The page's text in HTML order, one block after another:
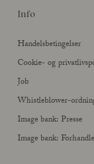
Info
Handelsbetingelser
Cookie- og
Job
Whistleblower-
Image bank: Presse
Image bank: